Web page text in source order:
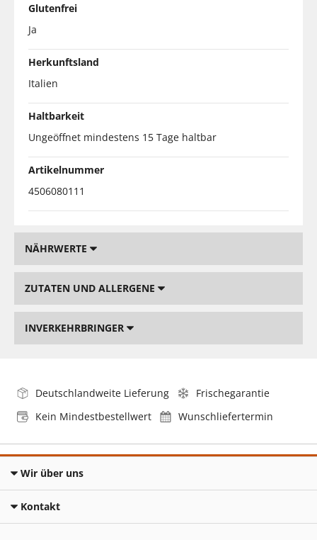
Glutenfrei
Ja
Herkunftsland
Italien
Haltbarkeit
Ungeöffnet mindestens 15 Tage haltbar
Artikelnummer
4506080111
NÄHRWERTE
ZUTATEN UND ALLERGENE
INVERKEHRBRINGER
Deutschlandweite Lieferung
Frischegarantie
Kein Mindestbestellwert
Wunschliefertermin
Wir über uns
Kontakt